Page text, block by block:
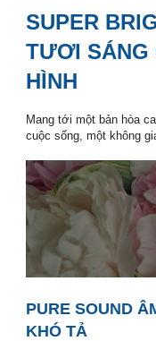
SUPER
TƯƠI SÁNG
HÌNH
Mang tới một bản hòa
cuộc sống, một không
PURE SOUND
KHÓ TẢ